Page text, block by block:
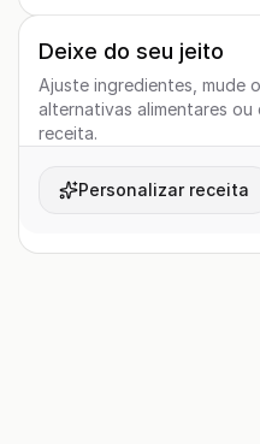
Deixe do seu jeito
Ajuste ingredientes, mude
alternativas alimentares ou
receita.
Personalizar receita